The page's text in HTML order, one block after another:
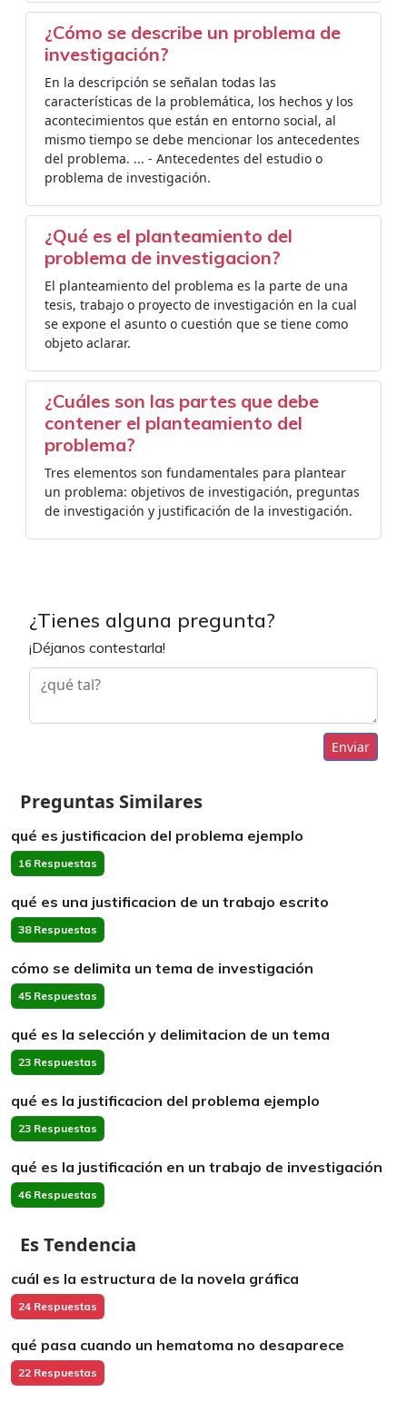
¿Cómo se describe un problema de
investigación?
En la descripción se señalan todas las
características de la problemática, los hechos y los
acontecimientos que están en entorno social, al
mismo tiempo se debe mencionar los antecedentes
del problema. ... - Antecedentes del estudio o
problema de investigación.
¿Qué es el planteamiento del
problema de investigacion?
El planteamiento del problema es la parte de una
tesis, trabajo o proyecto de investigación en la cual
se expone el asunto o cuestión que se tiene como
objeto aclarar.
¿Cuáles son las partes que debe
contener el planteamiento del
problema?
Tres elementos son fundamentales para plantear
un problema: objetivos de investigación, preguntas
de investigación y justificación de la investigación.
¿Tienes alguna pregunta?
¡Déjanos contestarla!
Enviar
Preguntas Similares
qué es justificacion del problema ejemplo
16 Respuestas
qué es una justificacion de un trabajo escrito
38 Respuestas
cómo se delimita un tema de investigación
45 Respuestas
qué es la selección y delimitacion de un tema
23 Respuestas
qué es la justificacion del problema ejemplo
23 Respuestas
qué es la justificación en un trabajo de investigación
46 Respuestas
Es Tendencia
cuál es la estructura de la novela gráfica
24 Respuestas
qué pasa cuando un hematoma no desaparece
22 Respuestas